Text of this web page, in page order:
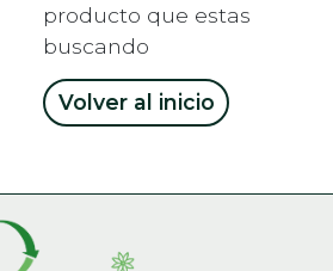
producto que estas
buscando
Volver al inicio